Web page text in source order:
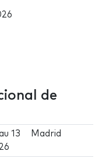
de
au13
Madrid